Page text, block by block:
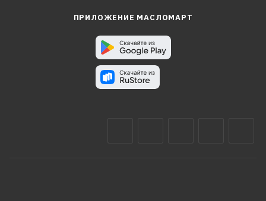
ПРИЛОЖЕНИЕ МАСЛОМАРТ